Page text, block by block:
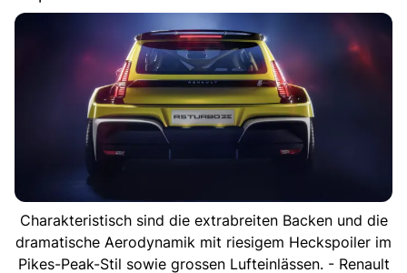
Charakteristisch sind die extrabreiten Backen und die
dramatische Aerodynamik mit riesigem Heckspoiler im
Pikes-Peak-Stil sowie grossen Lufteinlässen. - Renault